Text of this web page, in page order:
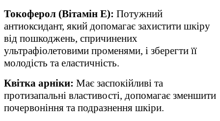
Токоферол (Вітамін Е): Потужний
антиоксидант, який допомагає захистити шкіру
від пошкоджень, спричинених
ультрафіолетовими променями, і зберегти її
молодість та еластичність.
Квітка арніки: Має заспокійливі та
протизапальні властивості, допомагає зменшити
почервоніння та подразнення шкіри.